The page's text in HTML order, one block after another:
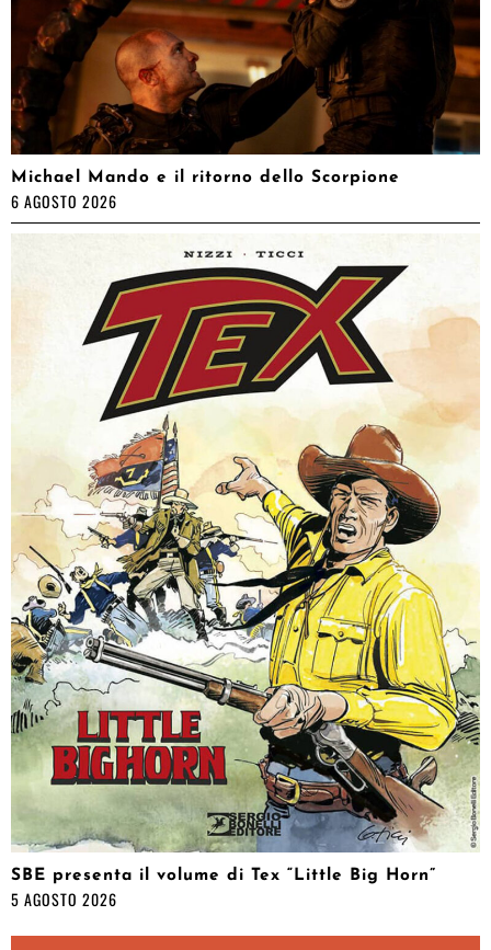
Michael Mando e il ritorno dello Scorpione
6 AGOSTO 2026
SBE presenta il volume di Tex “Little Big Horn”
5 AGOSTO 2026